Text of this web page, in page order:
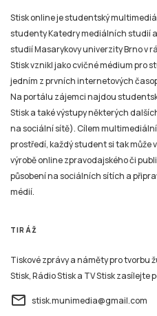
Stisk online je studentský
studenty Katedry mediálních studií
studií Masarykovy univerzity Brno v
Stisk vznikl jako cvičné médium pro
jedním z prvních internetových
Na portálu zájemci najdou
Stisk a také výstupy některých
na sociální sítě). Cílem
prostředí, každý student si tak může
výrobě online zpravodajského či
působení na sociálních sítích a
médií.
TIRÁŽ
Tiskové zprávy a náměty pro
Stisk, Rádio Stisk a TV Stisk zasílejte
email stisk.munimedia@gmail.com